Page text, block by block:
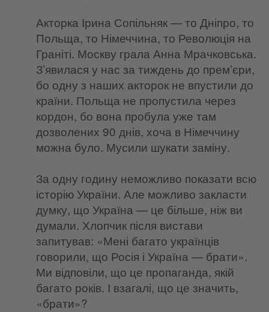
Акторка Ірина Сопільняк — то Дніпро, то
Польща, то Німеччина, то Революція на
Граніті. Москву грала Анна Мрачковська.
З’явилася у нас за тиждень до прем’єри,
бо одну з наших акторок не впустили до
країни. Польща не пропустила через
кордон, бо вона пробула уже там
дозволених 90 днів, хоча в Німеччину
можна було. Мусили шукати заміну.
За одну годину неможливо показати всю
історію України. Але можливо закласти
думку, що Україна — це більше, ніж ви
думали. Хлопчик після вистави
запитував: «Мені багато українців
говорили, що Росія і Україна — брати».
Ми відповіли, що це пропаганда, якій
багато років. І взагалі, що це значить,
«брати»?